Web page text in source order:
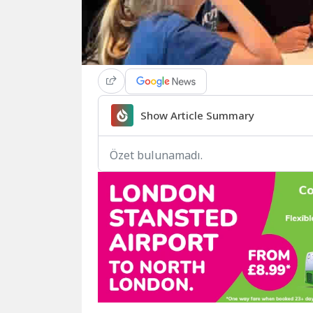
Show Article Summary
Özet bulunamadı.